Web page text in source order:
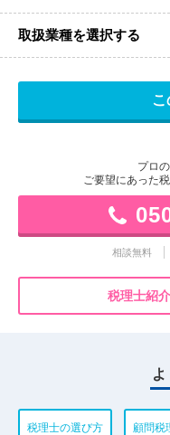
取扱業種を選択する
プロ
ご要望にあった
相談無料
税理士紹
税理士の選び方 顧問税